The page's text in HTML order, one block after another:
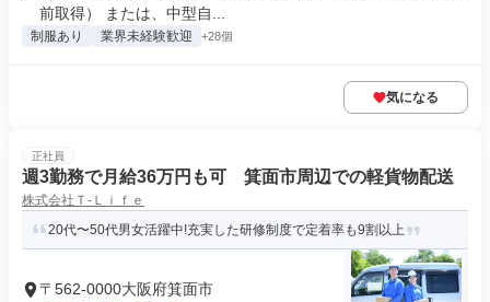
前取得） または、中型自...
制服あり 業界未経験歓迎 +28個
気になる
正社員
週3勤務で月給36万円も可 箕面市周辺での軽貨物配送
株式会社Ｔ‐Ｌｉｆｅ
20代〜50代男女活躍中!充実した研修制度で定着率も9割以上
〒562-0000大阪府箕面市